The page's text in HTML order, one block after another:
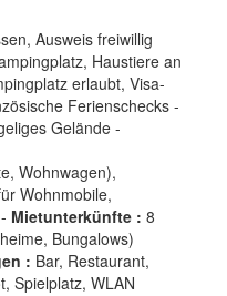
Ausweis freiwillig
Haustiere an
erlaubt, Visa-
Ferienschecks -
Gelände -
Wohnwagen),
Wohnmobile,
Mietunterkünfte : 8
Bungalows)
: Bar, Restaurant,
Spielplatz, WLAN